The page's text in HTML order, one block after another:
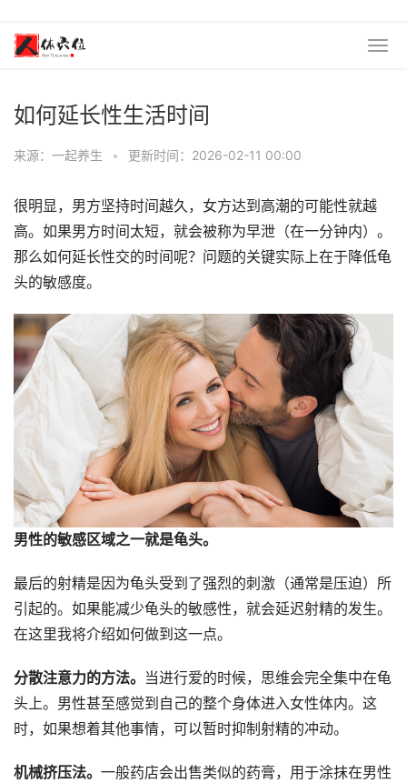
如何延长性生活时间
来源：一起养生 • 更新时间：2026-02-11 00:00
很明显，男方坚持时间越久，女方达到高潮的可能性就越
高。如果男方时间太短，就会被称为早泄（在一分钟内）。
那么如何延长性交的时间呢？问题的关键实际上在于降低龟
头的敏感度。
男性的敏感区域之一就是龟头。
最后的射精是因为龟头受到了强烈的刺激（通常是压迫）所
引起的。如果能减少龟头的敏感性，就会延迟射精的发生。
在这里我将介绍如何做到这一点。
分散注意力的方法。 当进行爱的时候，思维会完全集中在龟
头上。男性甚至感觉到自己的整个身体进入女性体内。这
时，如果想着其他事情，可以暂时抑制射精的冲动。
机械挤压法。 一般药店会出售类似的药膏，用于涂抹在男性